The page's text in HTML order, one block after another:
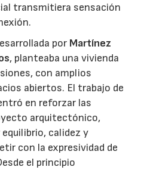
transmitiera sensación
por Martínez
, planteaba una vivienda
con amplios
abiertos. El trabajo de
en reforzar las
arquitectónico,
calidez y
con la expresividad de
el principio